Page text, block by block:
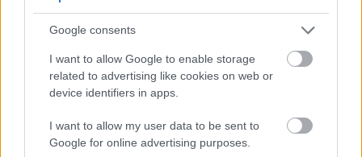
Google consents
I want to allow Google to enable storage
related to advertising like cookies on web or
device identifiers in apps.
I want to allow my user data to be sent to
Google for online advertising purposes.